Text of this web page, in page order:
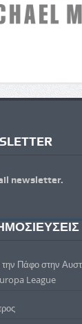
newsletter.
Πάφο στην
League